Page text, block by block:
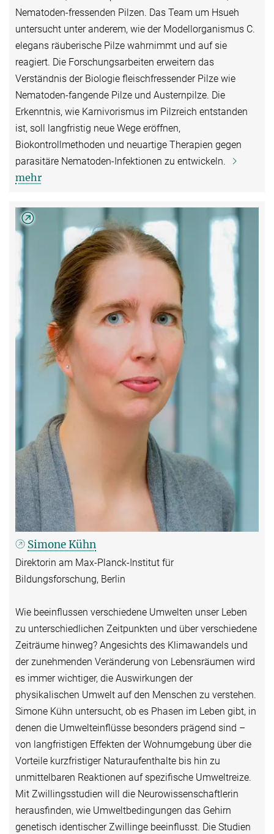
Nematoden-fressenden Pilzen. Das Team um Hsueh
untersucht unter anderem, wie der Modellorganismus C.
elegans räuberische Pilze wahrnimmt und auf sie
reagiert. Die Forschungsarbeiten erweitern das
Verständnis der Biologie fleischfressender Pilze wie
Nematoden-fangende Pilze und Austernpilze. Die
Erkenntnis, wie Karnivorismus im Pilzreich entstanden
ist, soll langfristig neue Wege eröffnen,
Biokontrollmethoden und neuartige Therapien gegen
parasitäre Nematoden-Infektionen zu entwickeln.
mehr
Simone Kühn
Direktorin am Max-Planck-Institut für
Bildungsforschung, Berlin
Wie beeinflussen verschiedene Umwelten unser Leben
zu unterschiedlichen Zeitpunkten und über verschiedene
Zeiträume hinweg? Angesichts des Klimawandels und
der zunehmenden Veränderung von Lebensräumen wird
es immer wichtiger, die Auswirkungen der
physikalischen Umwelt auf den Menschen zu verstehen.
Simone Kühn untersucht, ob es Phasen im Leben gibt, in
denen die Umwelteinflüsse besonders prägend sind –
von langfristigen Effekten der Wohnumgebung über die
Vorteile kurzfristiger Naturaufenthalte bis hin zu
unmittelbaren Reaktionen auf spezifische Umweltreize.
Mit Zwillingsstudien will die Neurowissenschaftlerin
herausfinden, wie Umweltbedingungen das Gehirn
genetisch identischer Zwillinge beeinflusst. Die Studien